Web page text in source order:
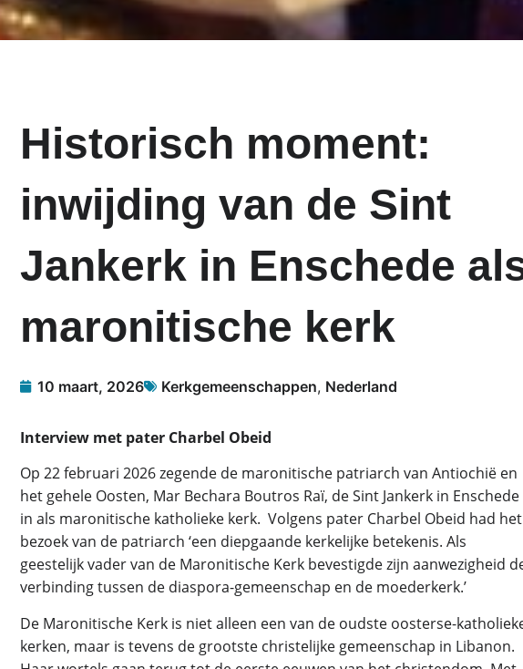
Historisch moment:
inwijding van de Sint
Jankerk in Enschede
maronitische kerk
10 maart, 2026 Kerkgemeenschappen, Nederland
Interview met pater Charbel Obeid
Op 22 februari 2026 zegende de maronitische patriarch van Antiochië en
het gehele Oosten, Mar Bechara Boutros Raï, de Sint Jankerk in Enschede
in als maronitische katholieke kerk. Volgens pater Charbel Obeid had het
bezoek van de patriarch ‘een diepgaande kerkelijke betekenis. Als
geestelijk vader van de Maronitische Kerk bevestigde zijn aanwezigheid
verbinding tussen de diaspora-gemeenschap en de moederkerk.’
De Maronitische Kerk is niet alleen een van de oudste oosterse-
kerken, maar is tevens de grootste christelijke gemeenschap in Libanon.